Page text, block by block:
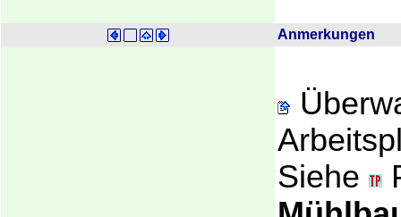
Anmerkungen
Siehe